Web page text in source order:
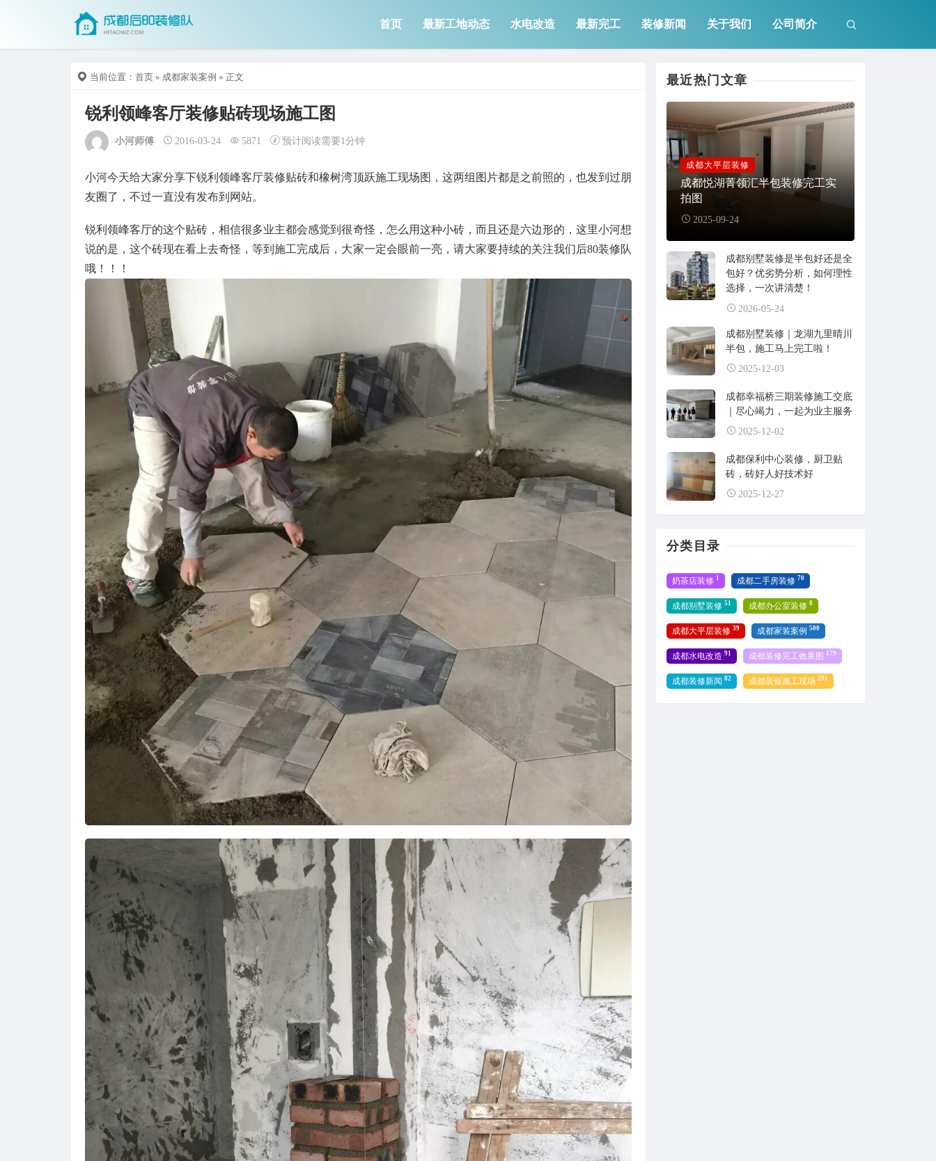
首页 最新工地动态 水电改造 最新完工 装修新闻 关于我们 公司简介
当前位置： 首页 » 成都家装案例 » 正文
锐利领峰客厅装修贴砖现场施工图
小河师傅 2016-03-24 5871 预计阅读需要1分钟
小河今天给大家分享下锐利领峰客厅装修贴砖和橡树湾顶跃施工现场图，这两组图片都是之前照的，也发到过朋
友圈了，不过一直没有发布到网站。
锐利领峰客厅的这个贴砖，相信很多业主都会感觉到很奇怪，怎么用这种小砖，而且还是六边形的，这里小河想
说的是，这个砖现在看上去奇怪，等到施工完成后，大家一定会眼前一亮，请大家要持续的关注我们后80装修队
哦！！！
最近热门文章
成都大平层装修
成都悦湖菁领汇半包装修完工实
拍图
2025-09-24
成都别墅装修是半包好还是全
包好？优劣势分析，如何理性
选择，一次讲清楚！
2026-05-24
成都别墅装修｜龙湖九里晴川
半包，施工马上完工啦！
2025-12-03
成都幸福桥三期装修施工交底
｜尽心竭力，一起为业主服务
2025-12-02
成都保利中心装修，厨卫贴
砖，砖好人好技术好
2025-12-27
分类目录
奶茶店装修 1 成都二手房装修 70
成都别墅装修 51 成都办公室装修 8
成都大平层装修 39 成都家装案例 500
成都水电改造 91 成都装修完工效果图 179
成都装修新闻 82 成都装修施工现场 281